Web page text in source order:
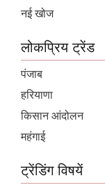
नई खोज
लोकप्रिय ट्रेंड
पंजाब
हरियाणा
किसान आंदोलन
महंगाई
ट्रेंडिंग विषयें